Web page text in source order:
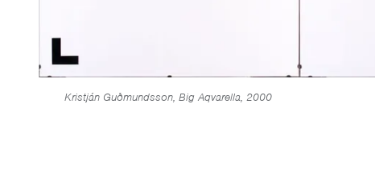
Kristján Guðmundsson, Big Aqvarella, 2000